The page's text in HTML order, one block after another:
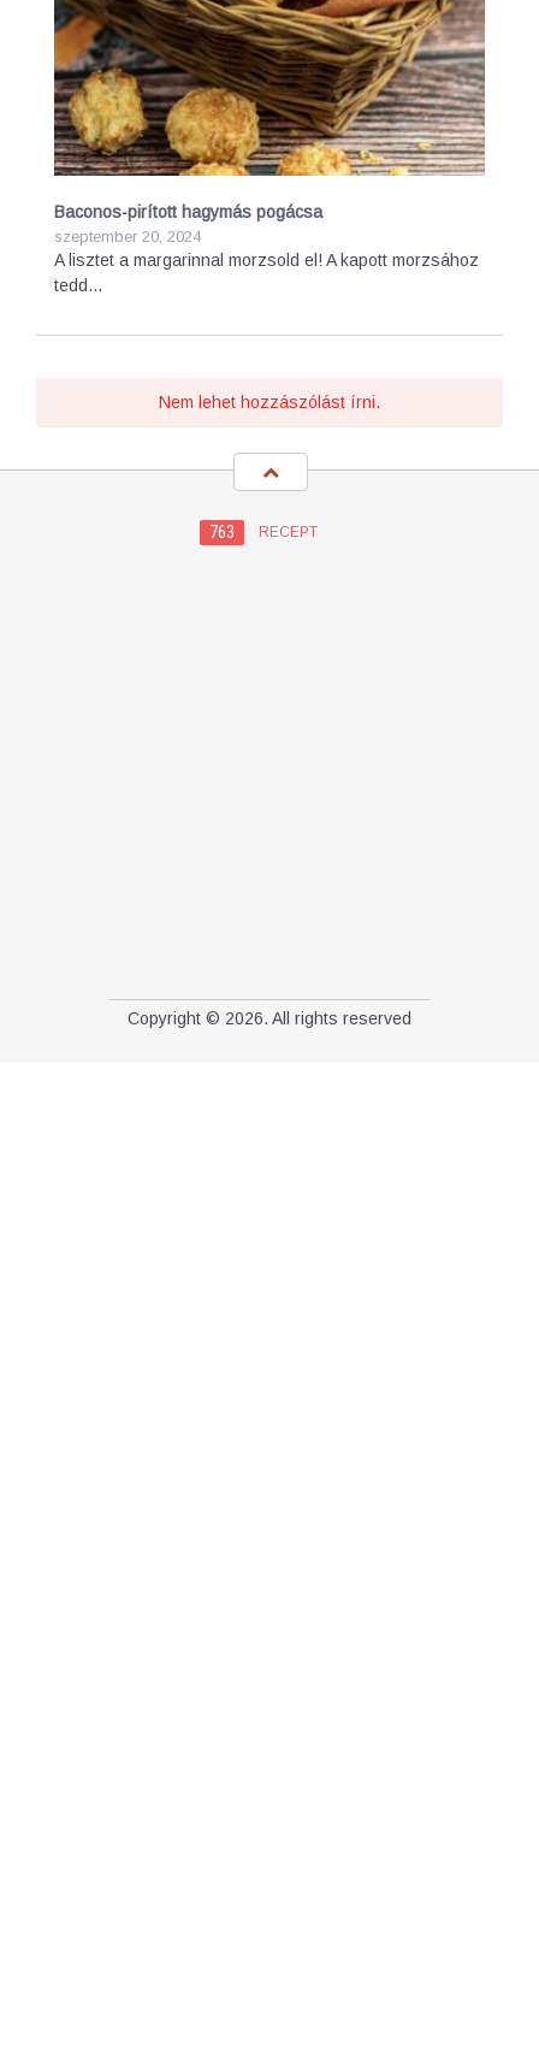
Baconos-pirított hagymás pogácsa
szeptember 20, 2024
A lisztet a margarinnal morzsold el! A kapott morzsához
tedd…
Nem lehet hozzászólást írni.
763 RECEPT
Copyright © 2026. All rights reserved